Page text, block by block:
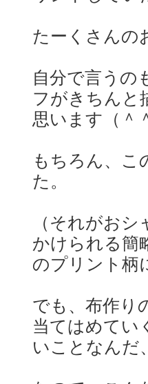
たーくさん
自分で言う
フがきちんと
思います（＾
もちろん、
た。
（それがお
かけられる簡
のプリント柄
でも、布作り
当てはめて
いことなんだ